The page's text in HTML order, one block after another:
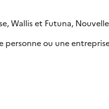
Wallis et Futuna,
ou une